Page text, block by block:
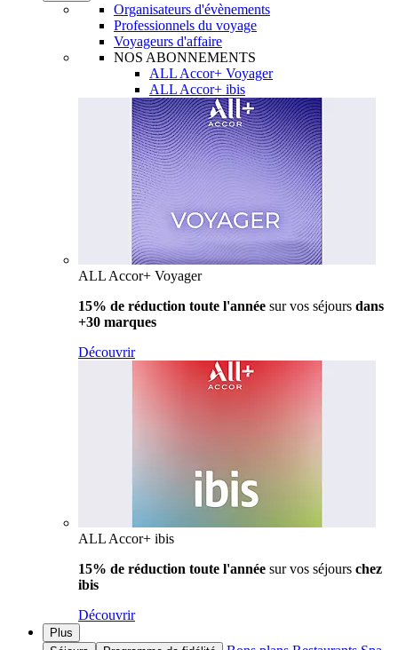
Organisateurs d'évènements
Professionnels du voyage
Voyageurs d'affaire
NOS ABONNEMENTS
ALL Accor+ Voyager
ALL Accor+ ibis
ALL Accor+ Voyager
15% de réduction toute l'année sur vos séjours dans
+30 marques
Découvrir
ALL Accor+ ibis
15% de réduction toute l'année sur vos séjours chez
ibis
Découvrir
Plus